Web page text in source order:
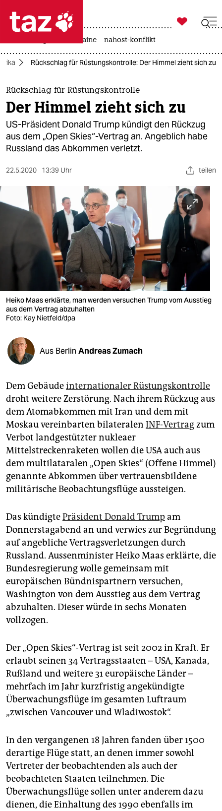
 taz zahl ich
taz zahl ich
themen
politik
öko
sport
nord
wahrheit
verlag
verlag
shop
fragen & hilfe
unterstützen
abo
genossenschaft
epaper login

taz zahl ich
krieg in der ukraine nahost-konflikt
Rückschlag für Rüstungskontrolle: Der Himmel zieht sich zu
Rückschlag für Rüstungskontrolle
Der Himmel zieht sich zu
US-Präsident Donald Trump kündigt den Rückzug
aus dem „Open Skies“-Vertrag an. Angeblich habe
Russland das Abkommen verletzt.
22.5.2020 13:39 Uhr teilen
Heiko Maas erklärte, man werden versuchen Trump vom Ausstieg
aus dem Vertrag abzuhalten
Foto: Kay Nietfeld/dpa
Aus Berlin Andreas Zumach
Dem Gebäudeinternationaler Rüstungskontrolle
droht weitere Zerstörung. Nach ihrem Rückzug aus
dem Atomabkommen mit Iran und dem mit
Moskau vereinbarten bilateralen INF-Vertragzum
Verbot landgestützter nukleaer
Mittelstreckenraketen wollen die USA auch aus
dem multilataralen „Open Skies“ (Offene Himmel)
genannte Abkommen über vertrauensbildene
militärische Beobachtungsflüge aussteigen.
Das kündigtePräsident Donald Trumpam
Donnerstagabend an und verwies zur Begründung
auf angebliche Vertragsverletzungen durch
Russland. Aussenminister Heiko Maas erklärte, die
Bundesregierung wolle gemeinsam mit
europäischen Bündnispartnern versuchen,
Washington von dem Ausstieg aus dem Vertrag
abzuhalten. Dieser würde in sechs Monaten
vollzogen.
Der „Open Skies“-Vertrag ist seit 2002 in Kraft. Er
erlaubt seinen 34 Vertragsstaaten – USA, Kanada,
Rußland und weitere 31 europäische Länder –
mehrfach im Jahr kurzfristig angekündigte
Überwachungsflüge im gesamten Luftraum
„zwischen Vancouver und Wladiwostok“.
In den vergangenen 18 Jahren fanden über 1500
derartige Flüge statt, an denen immer sowohl
Vertreter der beobachtenden als auch der
beobachteten Staaten teilnehmen. Die
Überwachungsflüge sollen unter anderem dazu
dienen, die Einhaltung des 1990 ebenfalls im